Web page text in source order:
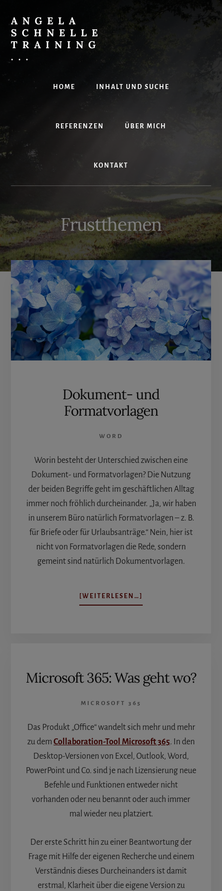
content
ANGELA
SCHNELLE
TRAINING
...
IT-
HOME INHALT UND SUCHE
REFERENZEN ÜBER MICH
KONTAKT
Frustthemen
Dokument- und
Formatvorlagen
WORD
Worin besteht der Unterschied zwischen eine
Dokument- und Formatvorlagen? Die Nutzung
der beiden Begriffe geht im geschäftlichen Alltag
immer noch fröhlich durcheinander. „Ja, wir haben
in unserem Büro natürlich Formatvorlagen – z. B.
für Briefe oder für Urlaubsanträge.“ Nein, hier ist
nicht von Formatvorlagen die Rede, sondern
gemeint sind natürlich Dokumentvorlagen.
[WEITERLESEN…]
UND
Microsoft 365: Was geht wo?
MICROSOFT 365
Das Produkt „Office“ wandelt sich mehr und mehr
zu dem Collaboration-Tool Microsoft 365. In den
Desktop-Versionen von Excel, Outlook, Word,
PowerPoint und Co. sind je nach Lizensierung neue
Befehle und Funktionen entweder nicht
vorhanden oder neu benannt oder auch immer
mal wieder neu platziert.
Der erste Schritt hin zu einer Beantwortung der
Frage mit Hilfe der eigenen Recherche und einem
Verständnis dieses Durcheinanders ist damit
erstmal, Klarheit über die eigene Version zu